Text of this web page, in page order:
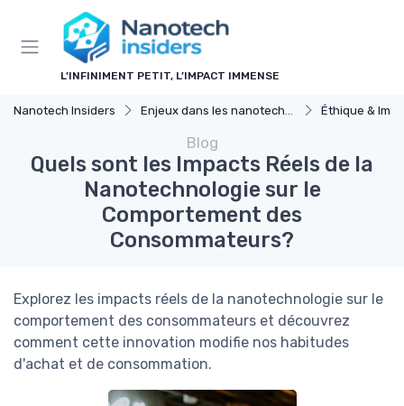
L’INFINIMENT PETIT, L’IMPACT IMMENSE
Nanotech Insiders Enjeux dans les nanotechnologies Éthique &
Blog
Quels sont les Impacts Réels de la
Nanotechnologie sur le
Comportement des
Consommateurs?
Explorez les impacts réels de la nanotechnologie sur le
comportement des consommateurs et découvrez
comment cette innovation modifie nos habitudes
d'achat et de consommation.
Panneau de gestion des cookies